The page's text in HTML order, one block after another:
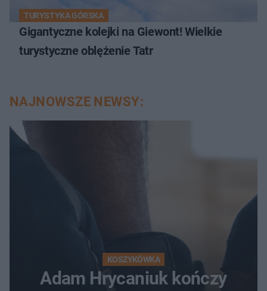
TURYSTYKA GÓRSKA
Gigantyczne kolejki na Giewont! Wielkie
turystyczne oblężenie Tatr
NAJNOWSZE NEWSY:
KOSZYKÓWKA
Adam Hrycaniuk kończy